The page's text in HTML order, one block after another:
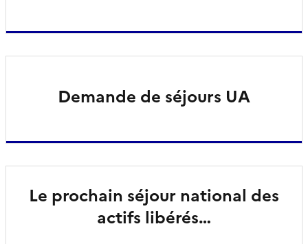
Demande de séjours UA
Le prochain séjour national des
actifs libérés…